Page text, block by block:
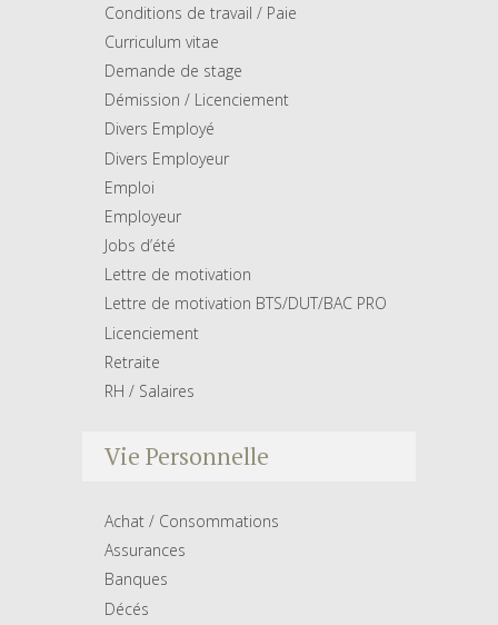
Conditions de travail / Paie
Curriculum vitae
Demande de stage
Démission / Licenciement
Divers Employé
Divers Employeur
Emploi
Employeur
Jobs d’été
Lettre de motivation
Lettre de motivation BTS/DUT/BAC PRO
Licenciement
Retraite
RH / Salaires
Vie Personnelle
Achat / Consommations
Assurances
Banques
Décés